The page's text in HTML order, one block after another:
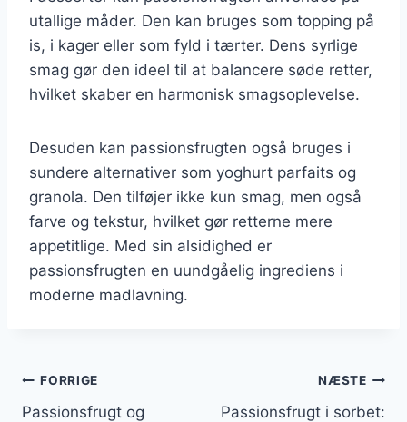
utallige måder. Den kan bruges som topping på
is, i kager eller som fyld i tærter. Dens syrlige
smag gør den ideel til at balancere søde retter,
hvilket skaber en harmonisk smagsoplevelse.
Desuden kan passionsfrugten også bruges i
sundere alternativer som yoghurt parfaits og
granola. Den tilføjer ikke kun smag, men også
farve og tekstur, hvilket gør retterne mere
appetitlige. Med sin alsidighed er
passionsfrugten en uundgåelig ingrediens i
moderne madlavning.
Indlægsnavigation
FORRIGE
Passionsfrugt og
NÆSTE
Passionsfrugt i sorbet: